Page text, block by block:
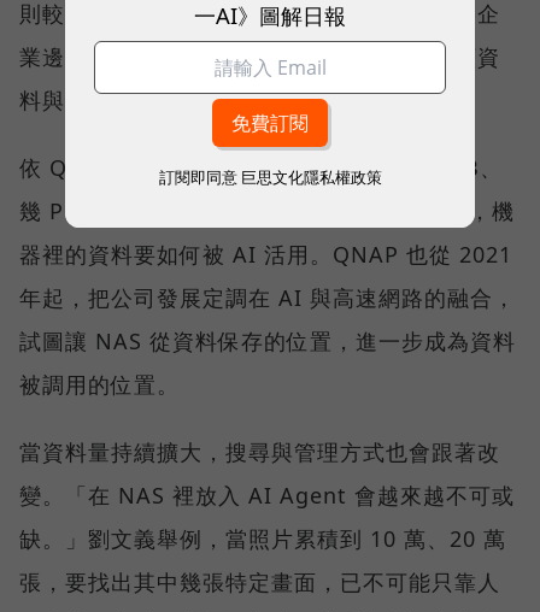
則較適合高頻存取、對延遲敏感，或不能離開企
業邊界的資料。企業真正要回答的，是每一類資
料與任務應該放在哪裡。
依 QNAP 觀察，客戶過去關心的是需要幾 TB、
幾 PB，或備份速度有多快；現在更常問的是，機
器裡的資料要如何被 AI 活用。QNAP 也從 2021
年起，把公司發展定調在 AI 與高速網路的融合，
試圖讓 NAS 從資料保存的位置，進一步成為資料
被調用的位置。
當資料量持續擴大，搜尋與管理方式也會跟著改
變。「在 NAS 裡放入 AI Agent 會越來越不可或
缺。」劉文義舉例，當照片累積到 10 萬、20 萬
張，要找出其中幾張特定畫面，已不可能只靠人
一AI》圖解日報
訂閱即同意 巨思文化隱私權政策